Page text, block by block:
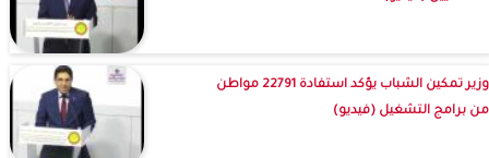
وزير تمكين الشباب يؤكد استفادة 22791 مواطن
من برامج التشغيل (فيديو)